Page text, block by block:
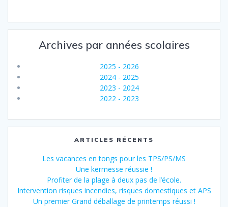
Archives par années scolaires
2025 - 2026
2024 - 2025
2023 - 2024
2022 - 2023
ARTICLES RÉCENTS
Les vacances en tongs pour les TPS/PS/MS
Une kermesse réussie !
Profiter de la plage à deux pas de l’école.
Intervention risques incendies, risques domestiques et APS
Un premier Grand déballage de printemps réussi !